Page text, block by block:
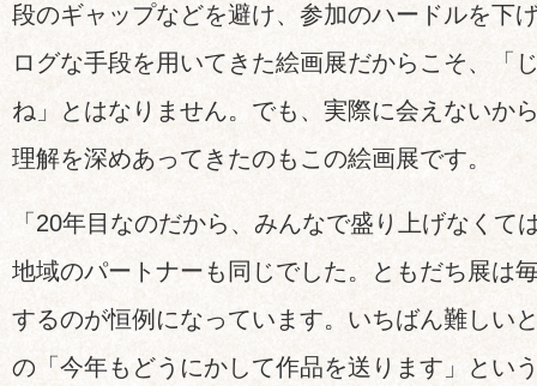
段のギャップなどを避け、参加のハードルを下
ログな手段を用いてきた絵画展だからこそ、「
ね」とはなりません。でも、実際に会えないか
理解を深めあってきたのもこの絵画展です。
「20年目なのだから、みんなで盛り上げなくて
地域のパートナーも同じでした。ともだち展は
するのが恒例になっています。いちばん難しい
の「今年もどうにかして作品を送ります」とい